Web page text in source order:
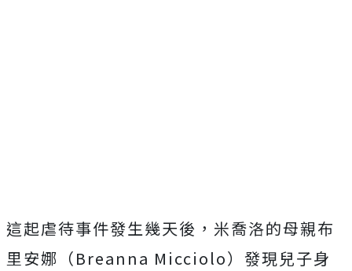
這起虐待事件發生幾天後，米喬洛的母親布
里安娜（Breanna Micciolo）發現兒子身